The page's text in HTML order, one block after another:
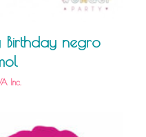
negro
Inc.